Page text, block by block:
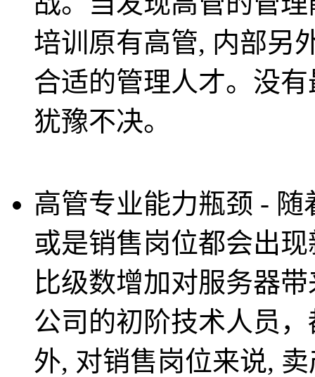
培训原有高管, 内部另
合适的管理人才。没
犹豫不决。
高管专业能力瓶颈 -
或是销售岗位都会出
比级数增加对服务器
公司的初阶技术人员
外, 对销售岗位来说,